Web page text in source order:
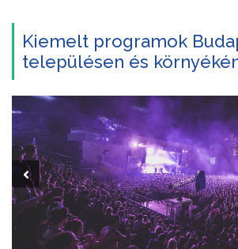
Kiemelt programok
településen és